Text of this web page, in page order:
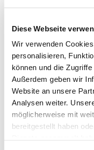
Diese Webseite
Wir verwenden
personalisieren,
können und die
Außerdem geben wir
Website an unsere
Analysen weiter.
möglicherweise mit
bereitgestellt haben